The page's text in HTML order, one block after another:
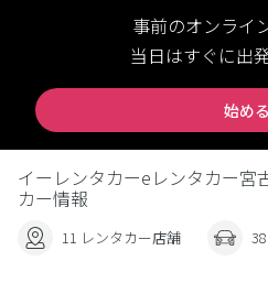
事前のオンライ
当日はすぐに出
始める
イーレンタカーeレンタカー宮
カー情報
11 レンタカー店舗